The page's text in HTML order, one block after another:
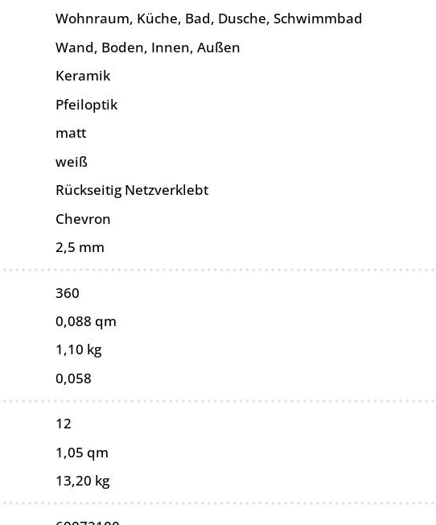
Wohnraum, Küche, Bad, Dusche, Schwimmbad
Wand, Boden, Innen, Außen
Keramik
Pfeiloptik
matt
weiß
Rückseitig Netzverklebt
Chevron
2,5 mm
360
0,088 qm
1,10 kg
0,058
12
1,05 qm
13,20 kg